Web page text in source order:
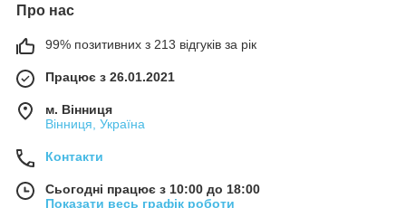
Про нас
99% позитивних з 213 відгуків за рік
Працює з 26.01.2021
м. Вінниця
Вінниця, Україна
Контакти
Сьогодні працює з 10:00 до 18:00
Показати весь графік роботи